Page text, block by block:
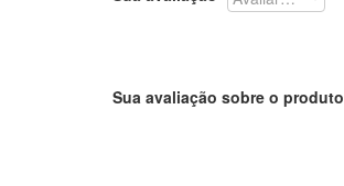
Sua avaliação sobre o produto